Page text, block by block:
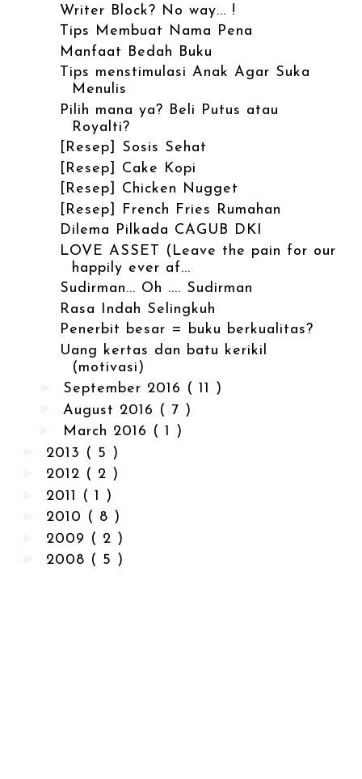
Writer Block? No way... !
Tips Membuat Nama Pena
Manfaat Bedah Buku
Tips menstimulasi Anak Agar Suka
Menulis
Pilih mana ya? Beli Putus atau
Royalti?
[Resep] Sosis Sehat
[Resep] Cake Kopi
[Resep] Chicken Nugget
[Resep] French Fries Rumahan
Dilema Pilkada CAGUB DKI
LOVE ASSET (Leave the pain for our
happily ever af...
Sudirman... Oh .... Sudirman
Rasa Indah Selingkuh
Penerbit besar = buku berkualitas?
Uang kertas dan batu kerikil
(motivasi)
September 2016 ( 11 )
August 2016 ( 7 )
March 2016 ( 1 )
2013 ( 5 )
2012 ( 2 )
2011 ( 1 )
2010 ( 8 )
2009 ( 2 )
2008 ( 5 )